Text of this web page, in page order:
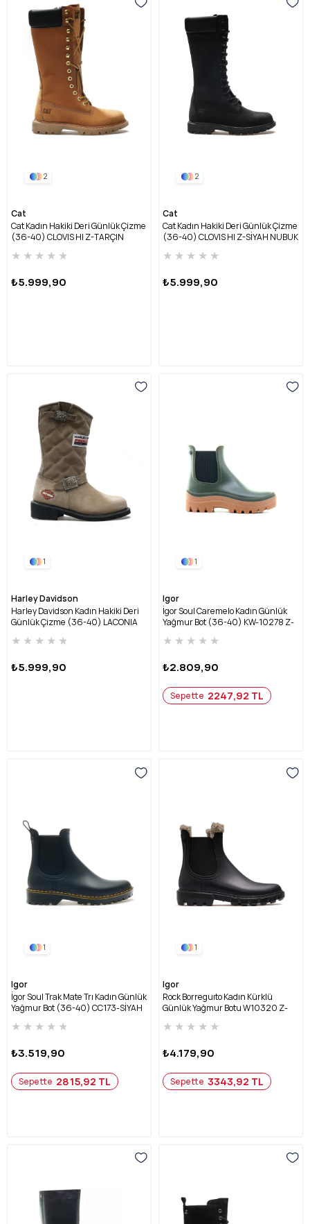
2
Cat
Cat Kadın Hakiki Deri Günlük Çizme
(36-40) CLOVIS HI Z-TARÇIN
★ ★ ★ ★ ★
₺5.999,90
2
Cat
Cat Kadın Hakiki Deri Günlük Çizme
(36-40) CLOVIS HI Z-SİYAH NUBUK
★ ★ ★ ★ ★
₺5.999,90
1
Harley Davidson
Harley Davidson Kadın Hakiki Deri
Günlük Çizme (36-40) LACONIA
★ ★ ★ ★ ★
₺5.999,90
1
Igor
İgor Soul Caremelo Kadın Günlük
Yağmur Bot (36-40) KW-10278 Z-
★ ★ ★ ★ ★
₺2.809,90
Sepette 2247,92 TL
1
Igor
İgor Soul Trak Mate Trı Kadın Günlük
Yağmur Bot (36-40) CC173-SİYAH
★ ★ ★ ★ ★
₺3.519,90
Sepette 2815,92 TL
1
Igor
Rock Borreguıto Kadın Kürklü
Günlük Yağmur Botu W10320 Z-
★ ★ ★ ★ ★
₺4.179,90
Sepette 3343,92 TL